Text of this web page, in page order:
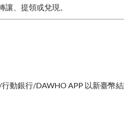
、提領或兌現。
動銀行/DAWHO APP 以新臺幣